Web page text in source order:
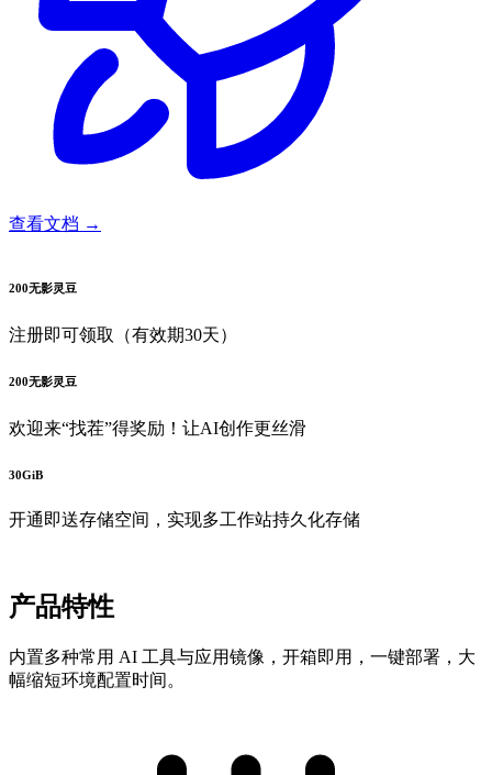
查看文档 →
200无影灵豆
注册即可领取（有效期30天）
200无影灵豆
欢迎来“找茬”得奖励！让AI创作更丝滑
30GiB
开通即送存储空间，实现多工作站持久化存储
产品特性
内置多种常用 AI 工具与应用镜像，开箱即用，一键部署，大
幅缩短环境配置时间。